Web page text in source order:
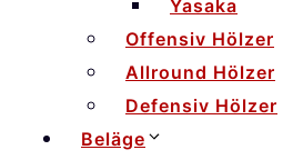
Yasaka
Offensiv Hölzer
Allround Hölzer
Defensiv Hölzer
Beläge